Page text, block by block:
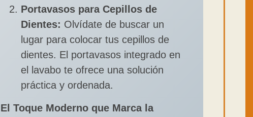
Portavasos para Cepillos de
Dientes: Olvídate de buscar un
lugar para colocar tus cepillos de
dientes. El portavasos integrado en
el lavabo te ofrece una solución
práctica y ordenada.
El Toque Moderno que Marca la